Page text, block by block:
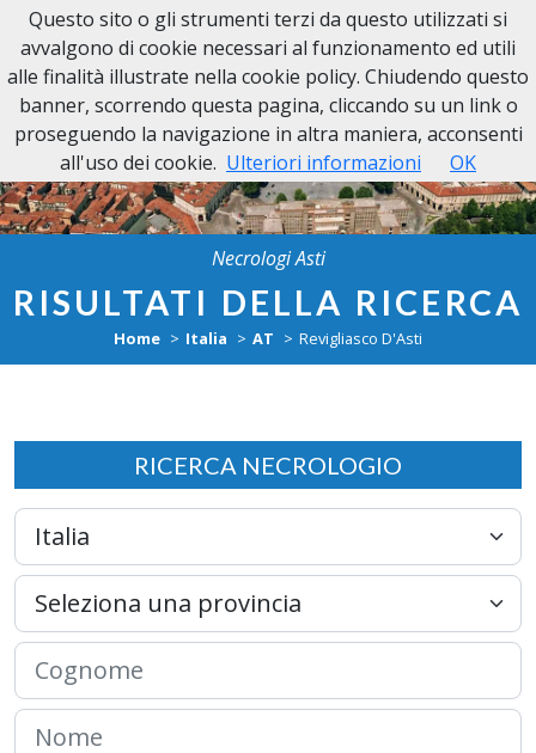
Necrologi Asti
Necrologi Asti
RISULTATI DELLA RICERCA
Home Italia AT Revigliasco D'Asti
RICERCA NECROLOGIO
Questo sito o gli strumenti terzi da questo utilizzati si
avvalgono di cookie necessari al funzionamento ed utili
alle finalità illustrate nella cookie policy. Chiudendo questo
banner, scorrendo questa pagina, cliccando su un link o
proseguendo la navigazione in altra maniera, acconsenti
all'uso dei cookie. Ulteriori informazioni OK